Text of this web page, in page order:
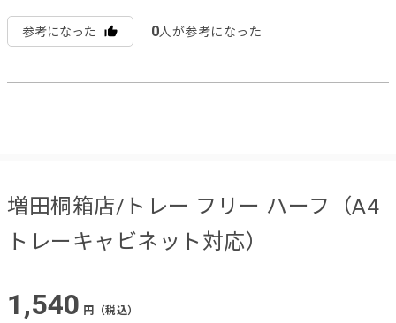
参考になった 0人が参考になった
増田桐箱店/トレー フリー ハーフ（A4
トレーキャビネット対応）
1,540 円（税込）